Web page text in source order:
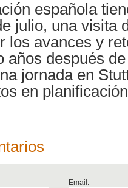
española
julio, una visita
los avances y
años después
jornada en
en
Email: